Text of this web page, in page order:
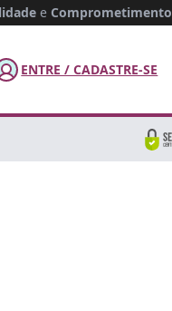
e Comprometimento
ENTRE / CADASTRE-SE